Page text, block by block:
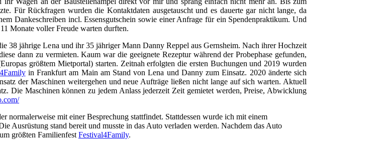
Für Rückfragen wurden die Kontaktdaten ausgetauscht und es dauerte gar nicht lange, da
Dankeschreiben incl. Essensgutschein sowie einer Anfrage für ein Spendenpraktikum. Und
Monate voller Freude warten durften.
38 jährige Lena und ihr 35 jähriger Mann Danny Reppel aus Gernsheim. Nach ihrer Hochzeit
dann zu vermieten. Kaum war die geeignete Rezeptur während der Probephase gefunden,
größtem Mietportal) starten. Zeitnah erfolgten die ersten Buchungen und 2019 wurden
in Frankfurt am Main am Stand von Lena und Danny zum Einsatz. 2020 änderte sich
der Maschinen weitergehen und neue Aufträge ließen nicht lange auf sich warten. Aktuell
Die Maschinen können zu jedem Anlass jederzeit Zeit gemietet werden, Preise, Abwicklung
normalerweise mit einer Besprechung stattfindet. Stattdessen wurde ich mit einem
Ausrüstung stand bereit und musste in das Auto verladen werden. Nachdem das Auto
größten Familienfest Festival4Family.